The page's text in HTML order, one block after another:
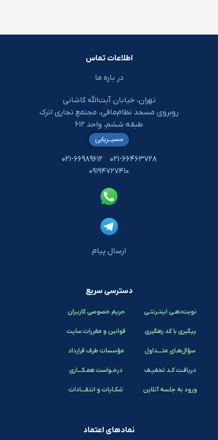
اطلاعات تماس
در باره ما
تهران، خیابان آیت‌الله کاشانی
روبروی مسجد نظام‌مافی، مجتمع تجاری اترک
طبقه ششم، واحد ۶۱۲
۰۲۱-۶۶۴۶۳۷۲۸
۰۲۱-۶۶۹۸۹۶۱۲
۰۹۱۹۴۷۲۷۴۱۰
ارسال پیام
مسیـریابی
دسترسی سریع
نوبت‌دهـی اینتـرنتـی
پیگیری با کد رهگیری
سؤال‌هـای متـــداول
دریافـت کـد تخفیـف
ورود به جلسه آنلاین
حریم خصوصی کاربـران
قوانین و مقررات سایت
مؤسسات طرف قرارداد
درخـواست همـکـــاری
شکـایات و انتقـــادات
نمادهای اعتماد